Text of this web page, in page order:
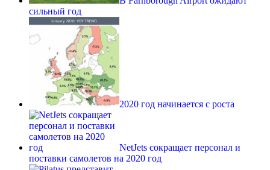
сильный год
2020 год начинается с роста
NetJets сокращает персонал и
поставки самолетов на 2020 год